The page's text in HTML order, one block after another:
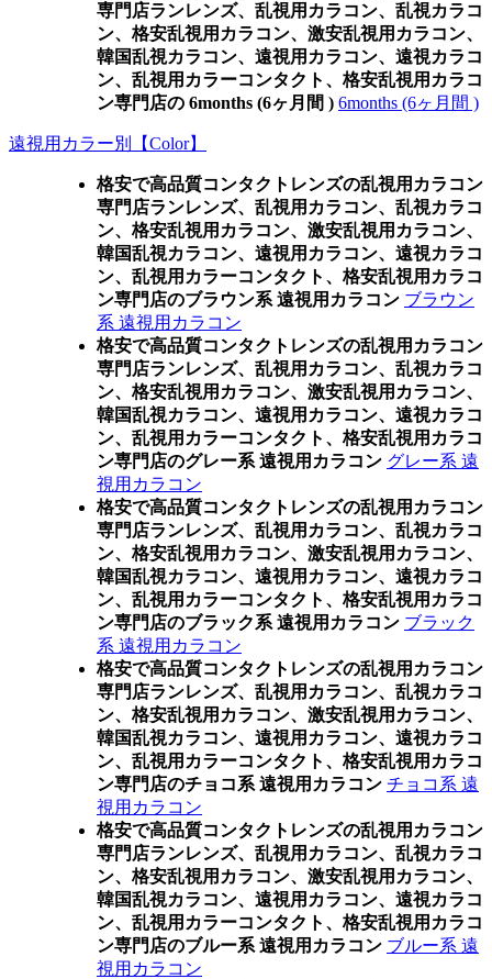
専門店ランレンズ、乱視用カラコン、乱視カラコ
ン、格安乱視用カラコン、激安乱視用カラコン、
韓国乱視カラコン、遠視用カラコン、遠視カラコ
ン、乱視用カラーコンタクト、格安乱視用カラコ
ン専門店の 6months (6ヶ月間 ) 6months (6ヶ月間 )
遠視用カラー別【Color】
格安で高品質コンタクトレンズの乱視用カラコン
専門店ランレンズ、乱視用カラコン、乱視カラコ
ン、格安乱視用カラコン、激安乱視用カラコン、
韓国乱視カラコン、遠視用カラコン、遠視カラコ
ン、乱視用カラーコンタクト、格安乱視用カラコ
ン専門店のブラウン系 遠視用カラコン ブラウン
系 遠視用カラコン
格安で高品質コンタクトレンズの乱視用カラコン
専門店ランレンズ、乱視用カラコン、乱視カラコ
ン、格安乱視用カラコン、激安乱視用カラコン、
韓国乱視カラコン、遠視用カラコン、遠視カラコ
ン、乱視用カラーコンタクト、格安乱視用カラコ
ン専門店のグレー系 遠視用カラコン グレー系 遠
視用カラコン
格安で高品質コンタクトレンズの乱視用カラコン
専門店ランレンズ、乱視用カラコン、乱視カラコ
ン、格安乱視用カラコン、激安乱視用カラコン、
韓国乱視カラコン、遠視用カラコン、遠視カラコ
ン、乱視用カラーコンタクト、格安乱視用カラコ
ン専門店のブラック系 遠視用カラコン ブラック
系 遠視用カラコン
格安で高品質コンタクトレンズの乱視用カラコン
専門店ランレンズ、乱視用カラコン、乱視カラコ
ン、格安乱視用カラコン、激安乱視用カラコン、
韓国乱視カラコン、遠視用カラコン、遠視カラコ
ン、乱視用カラーコンタクト、格安乱視用カラコ
ン専門店のチョコ系 遠視用カラコン チョコ系 遠
視用カラコン
格安で高品質コンタクトレンズの乱視用カラコン
専門店ランレンズ、乱視用カラコン、乱視カラコ
ン、格安乱視用カラコン、激安乱視用カラコン、
韓国乱視カラコン、遠視用カラコン、遠視カラコ
ン、乱視用カラーコンタクト、格安乱視用カラコ
ン専門店のブルー系 遠視用カラコン ブルー系 遠
視用カラコン